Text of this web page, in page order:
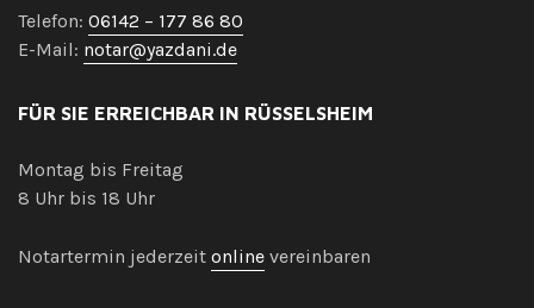
Telefon: 06142 – 177 86 80
E-Mail: notar@yazdani.de
FÜR SIE ERREICHBAR IN RÜSSELSHEIM
Montag bis Freitag
8 Uhr bis 18 Uhr
Notartermin jederzeit online vereinbaren